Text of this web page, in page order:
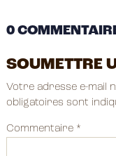
0
SOUMETTRE
Votre adresse e-mail
obligatoires sont
Commentaire *